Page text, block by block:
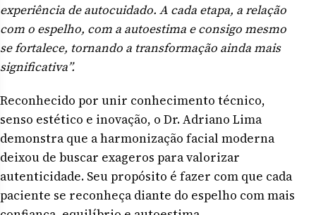
experiência de autocuidado. A cada etapa, a relação
com o espelho, com a autoestima e consigo mesmo
se fortalece, tornando a transformação ainda mais
significativa”.
Reconhecido por unir conhecimento técnico,
senso estético e inovação, o Dr. Adriano Lima
demonstra que a harmonização facial moderna
deixou de buscar exageros para valorizar
autenticidade. Seu propósito é fazer com que cada
paciente se reconheça diante do espelho com mais